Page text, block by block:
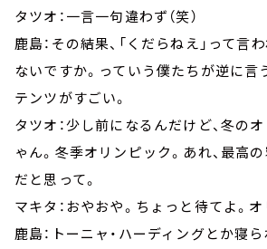
タツオ：一言一句違わず（笑）
鹿島：その結果、「くだらねえ」って言
ないですか。っていう僕たちが逆に言
テンツがすごい。
タツオ：少し前になるんだけど、冬の
ゃん。冬季オリンピック。あれ、最高
だと思って。
マキタ：おやおや。ちょっと待てよ。
鹿島：トーニャ・ハーディングとか寝ら